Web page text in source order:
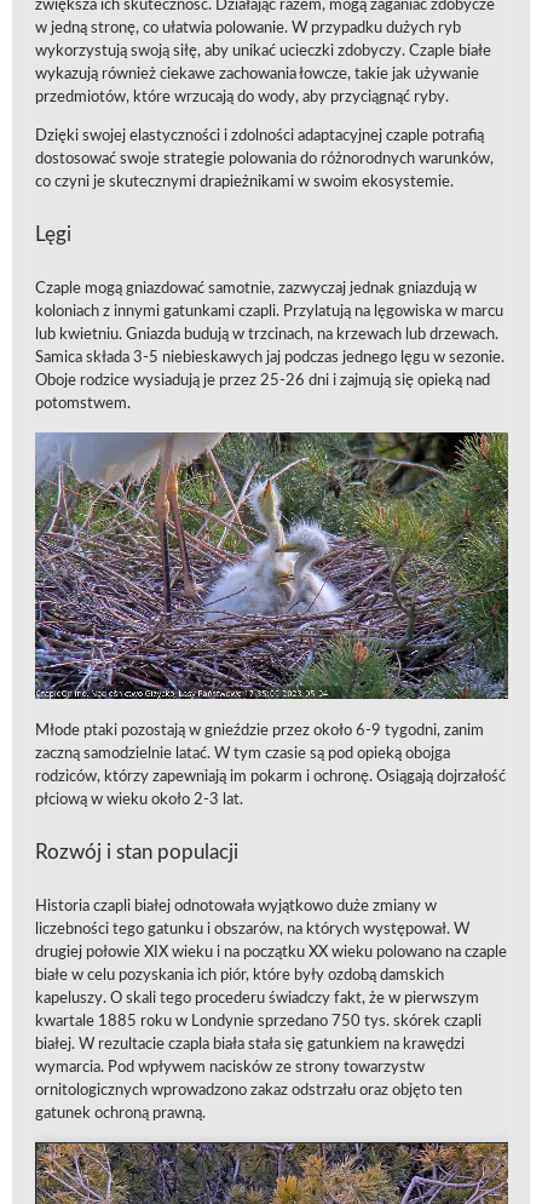
zwiększa ich skuteczność. Działając razem, mogą zaganiać zdobycze
w jedną stronę, co ułatwia polowanie. W przypadku dużych ryb
wykorzystują swoją siłę, aby unikać ucieczki zdobyczy. Czaple białe
wykazują również ciekawe zachowania łowcze, takie jak używanie
przedmiotów, które wrzucają do wody, aby przyciągnąć ryby.
Dzięki swojej elastyczności i zdolności adaptacyjnej czaple potrafią
dostosować swoje strategie polowania do różnorodnych warunków,
co czyni je skutecznymi drapieżnikami w swoim ekosystemie.
Lęgi
Czaple mogą gniazdować samotnie, zazwyczaj jednak gniazdują w
koloniach z innymi gatunkami czapli. Przylatują na lęgowiska w marcu
lub kwietniu. Gniazda budują w trzcinach, na krzewach lub drzewach.
Samica składa 3-5 niebieskawych jaj podczas jednego lęgu w sezonie.
Oboje rodzice wysiadują je przez 25-26 dni i zajmują się opieką nad
potomstwem.
Młode ptaki pozostają w gnieździe przez około 6-9 tygodni, zanim
zaczną samodzielnie latać. W tym czasie są pod opieką obojga
rodziców, którzy zapewniają im pokarm i ochronę. Osiągają dojrzałość
płciową w wieku około 2-3 lat.
Rozwój i stan populacji
Historia czapli białej odnotowała wyjątkowo duże zmiany w
liczebności tego gatunku i obszarów, na których występował. W
drugiej połowie XIX wieku i na początku XX wieku polowano na czaple
białe w celu pozyskania ich piór, które były ozdobą damskich
kapeluszy. O skali tego procederu świadczy fakt, że w pierwszym
kwartale 1885 roku w Londynie sprzedano 750 tys. skórek czapli
białej. W rezultacie czapla biała stała się gatunkiem na krawędzi
wymarcia. Pod wpływem nacisków ze strony towarzystw
ornitologicznych wprowadzono zakaz odstrzału oraz objęto ten
gatunek ochroną prawną.